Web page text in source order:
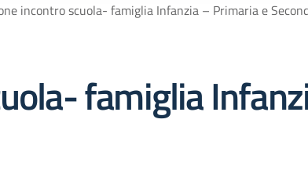
incontro scuola- famiglia Infanzia – Primaria e
famiglia